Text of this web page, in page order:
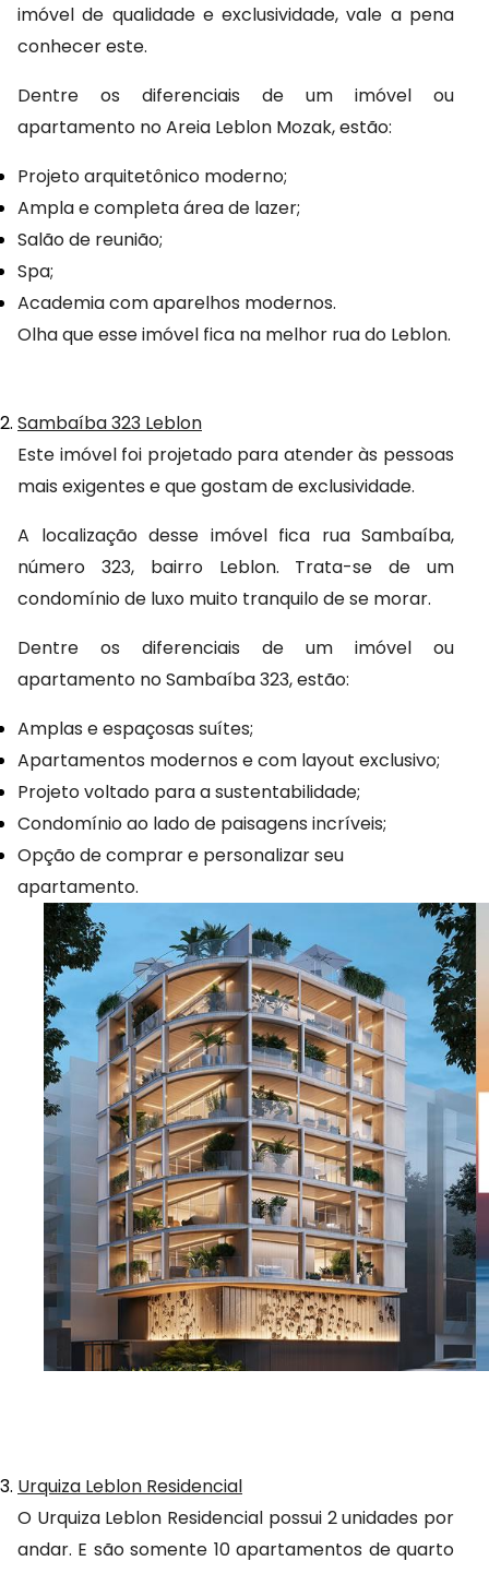
imóvel de qualidade e exclusividade, vale a pena
conhecer este.
Dentre os diferenciais de um imóvel ou
apartamento no Areia Leblon Mozak, estão:
Projeto arquitetônico moderno;
Ampla e completa área de lazer;
Salão de reunião;
Spa;
Academia com aparelhos modernos.
Olha que esse imóvel fica na melhor rua do Leblon.
Sambaíba 323 Leblon
Este imóvel foi projetado para atender às pessoas
mais exigentes e que gostam de exclusividade.
A localização desse imóvel fica rua Sambaíba,
número 323, bairro Leblon. Trata-se de um
condomínio de luxo muito tranquilo de se morar.
Dentre os diferenciais de um imóvel ou
apartamento no Sambaíba 323, estão:
Amplas e espaçosas suítes;
Apartamentos modernos e com layout exclusivo;
Projeto voltado para a sustentabilidade;
Condomínio ao lado de paisagens incríveis;
Opção de comprar e personalizar seu
apartamento.
Urquiza Leblon Residencial
O Urquiza Leblon Residencial possui 2 unidades por
andar. E são somente 10 apartamentos de quarto